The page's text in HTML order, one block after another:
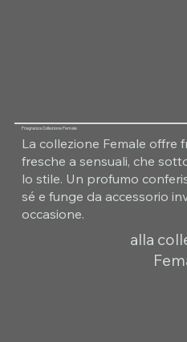
Fragranza Collezione Female
La collezione Female offre
fresche a sensuali, che
lo stile. Un profumo
sé e funge da accessorio
occasione.
alla